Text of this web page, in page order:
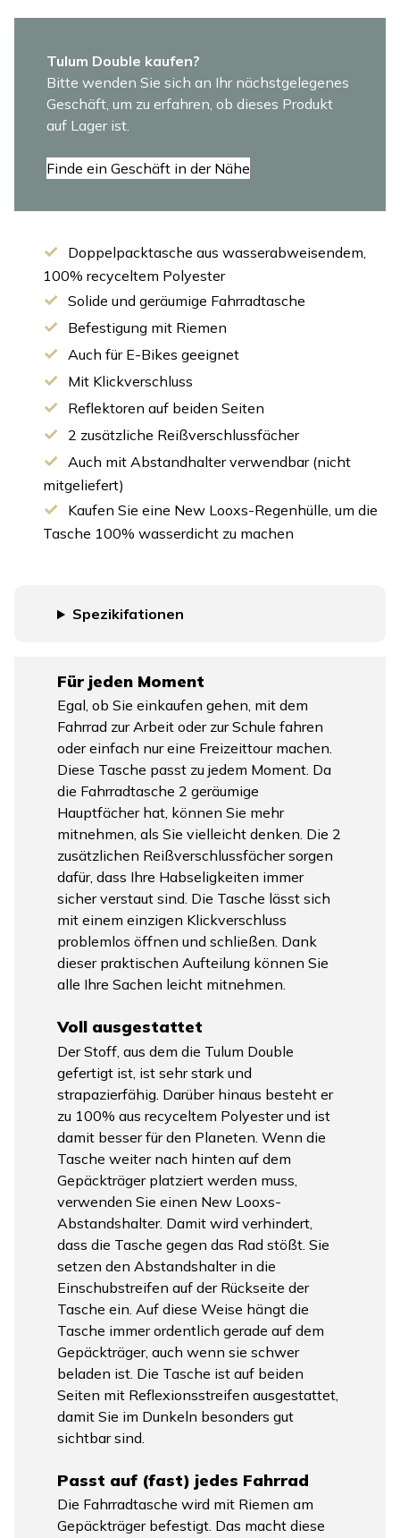
Tulum Double kaufen?
Bitte wenden Sie sich an Ihr nächstgelegenes
Geschäft, um zu erfahren, ob dieses Produkt
auf Lager ist.
Finde ein Geschäft in der Nähe
Doppelpacktasche aus wasserabweisendem,
100% recyceltem Polyester
Solide und geräumige Fahrradtasche
Befestigung mit Riemen
Auch für E-Bikes geeignet
Mit Klickverschluss
Reflektoren auf beiden Seiten
2 zusätzliche Reißverschlussfächer
Auch mit Abstandhalter verwendbar (nicht
mitgeliefert)
Kaufen Sie eine New Looxs-Regenhülle, um die
Tasche 100% wasserdicht zu machen
Spezikifationen
Für jeden Moment
Egal, ob Sie einkaufen gehen, mit dem
Fahrrad zur Arbeit oder zur Schule fahren
oder einfach nur eine Freizeittour machen.
Diese Tasche passt zu jedem Moment. Da
die Fahrradtasche 2 geräumige
Hauptfächer hat, können Sie mehr
mitnehmen, als Sie vielleicht denken. Die 2
zusätzlichen Reißverschlussfächer sorgen
dafür, dass Ihre Habseligkeiten immer
sicher verstaut sind. Die Tasche lässt sich
mit einem einzigen Klickverschluss
problemlos öffnen und schließen. Dank
dieser praktischen Aufteilung können Sie
alle Ihre Sachen leicht mitnehmen.
Voll ausgestattet
Der Stoff, aus dem die Tulum Double
gefertigt ist, ist sehr stark und
strapazierfähig. Darüber hinaus besteht er
zu 100% aus recyceltem Polyester und ist
damit besser für den Planeten. Wenn die
Tasche weiter nach hinten auf dem
Gepäckträger platziert werden muss,
verwenden Sie einen New Looxs-
Abstandshalter. Damit wird verhindert,
dass die Tasche gegen das Rad stößt. Sie
setzen den Abstandshalter in die
Einschubstreifen auf der Rückseite der
Tasche ein. Auf diese Weise hängt die
Tasche immer ordentlich gerade auf dem
Gepäckträger, auch wenn sie schwer
beladen ist. Die Tasche ist auf beiden
Seiten mit Reflexionsstreifen ausgestattet,
damit Sie im Dunkeln besonders gut
sichtbar sind.
Passt auf (fast) jedes Fahrrad
Die Fahrradtasche wird mit Riemen am
Gepäckträger befestigt. Das macht diese